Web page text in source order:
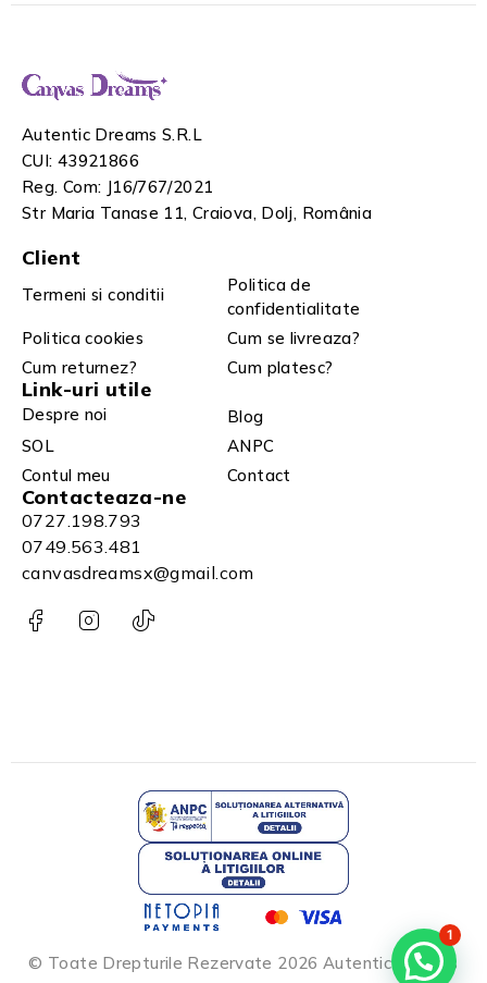
Autentic Dreams S.R.L
CUI: 43921866
Reg. Com: J16/767/2021
Str Maria Tanase 11, Craiova, Dolj, România
Client
Termeni si conditii
Politica de
confidentialitate
Politica cookies
Cum se livreaza?
Cum returnez?
Cum platesc?
Link-uri utile
Despre noi
Blog
SOL
ANPC
Contul meu
Contact
Contacteaza-ne
0727.198.793
0749.563.481
canvasdreamsx@gmail.com
© Toate Drepturile Rezervate 2026 Autentic Dreams
1